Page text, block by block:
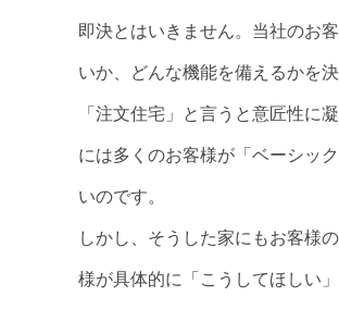
即決とはいきません。当社のお
いか、どんな機能を備えるかを決
「注文住宅」と言うと意匠性に
には多くのお客様が「ベーシッ
いのです。
しかし、そうした家にもお客様
様が具体的に「こうしてほしい